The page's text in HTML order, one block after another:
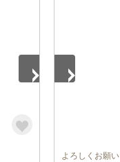
よろしくお願